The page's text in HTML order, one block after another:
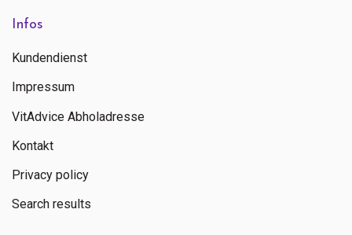
Infos
Kundendienst
Impressum
VitAdvice Abholadresse
Kontakt
Privacy policy
Search results